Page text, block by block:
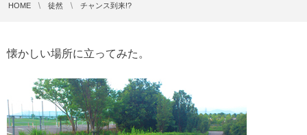
HOME 徒然 チャンス到来!?
懐かしい場所に立ってみた。